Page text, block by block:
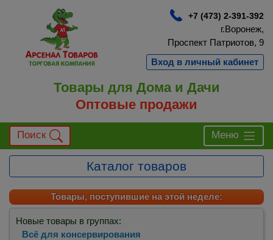
+7 (473) 2-391-392
г.Воронеж,
Проспект Патриотов, 9
Вход в личный кабинет
Товары для Дома и Дачи
Оптовые продажи
Поиск Меню
Каталог товаров
Товары, поступившие на этой неделе:
Новые товары в группах:
Всё для консервирования